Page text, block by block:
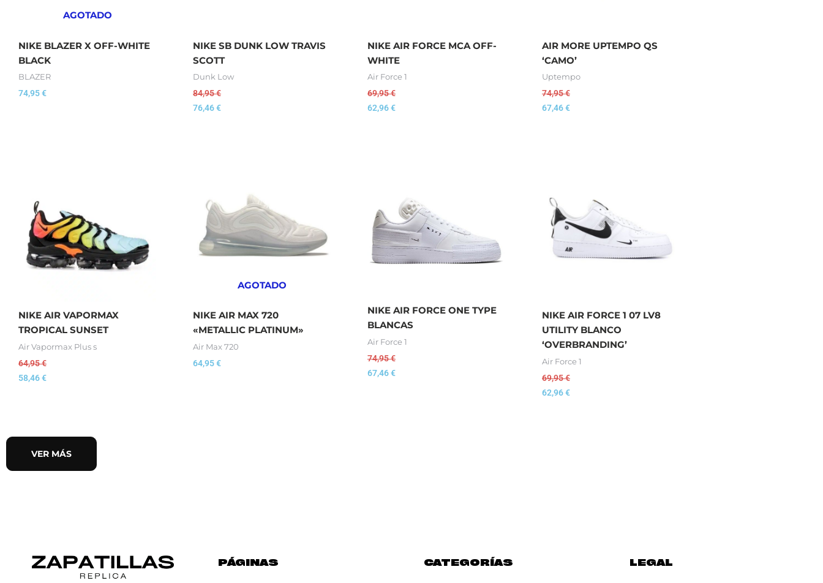
AGOTADO
NIKE BLAZER X OFF-WHITE
BLACK
BLAZER
74,95€
NIKE SB DUNK LOW TRAVIS
SCOTT
Dunk Low
84,95€
76,46€
NIKE AIR FORCE MCA OFF-
WHITE
Air Force 1
69,95€
62,96€
AIR MORE UPTEMPO QS
‘CAMO’
Uptempo
74,95€
67,46€
NIKE AIR VAPORMAX
TROPICAL SUNSET
Air Vapormax Plus s
64,95€
58,46€
AGOTADO
NIKE AIR MAX 720
«METALLIC PLATINUM»
Air Max 720
64,95€
NIKE AIR FORCE ONE TYPE
BLANCAS
Air Force 1
74,95€
67,46€
NIKE AIR FORCE 1 07 LV8
UTILITY BLANCO
‘OVERBRANDING’
Air Force 1
69,95€
62,96€
VER MÁS
PÁGINAS CATEGORÍAS LEGAL